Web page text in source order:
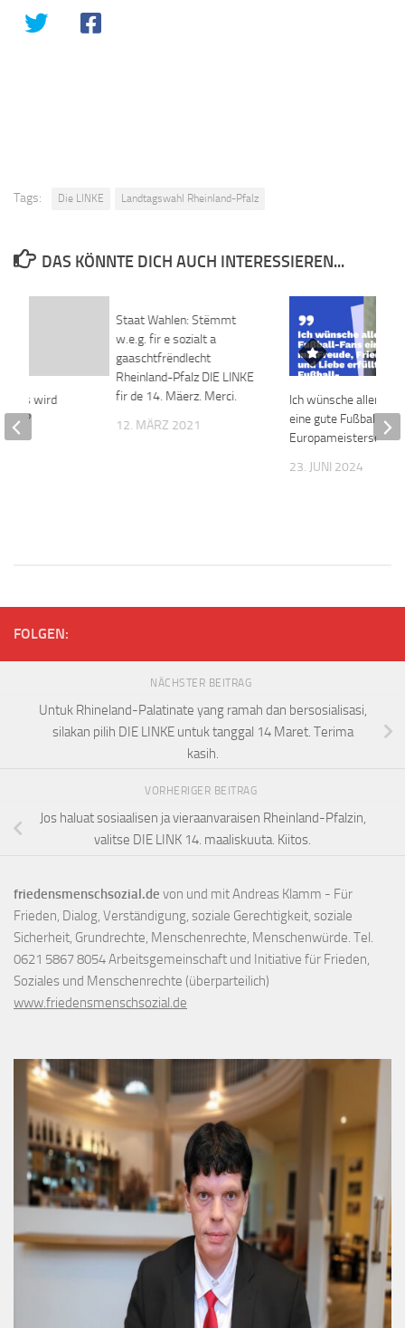
Tags: Die LINKE Landtagswahl Rheinland-Pfalz
DAS KÖNNTE DICH AUCH INTERESSIEREN...
Staat Wahlen: Stëmmt
w.e.g. fir e sozialt a
gaaschtfrëndlecht
Rheinland-Pfalz DIE LINKE
fir de 14. Mäerz. Merci.
12. MÄRZ 2021
Ich wünsche allen
eine gute Fußball-
23. JUNI 2024
wird
FOLGEN:
NÄCHSTER BEITRAG
Untuk Rhineland-Palatinate yang ramah dan bersosialisasi,
silakan pilih DIE LINKE untuk tanggal 14 Maret. Terima
kasih.
VORHERIGER BEITRAG
Jos haluat sosiaalisen ja vieraanvaraisen Rheinland-Pfalzin,
valitse DIE LINK 14. maaliskuuta. Kiitos.
friedensmenschsozial.de von und mit Andreas Klamm - Für
Frieden, Dialog, Verständigung, soziale Gerechtigkeit, soziale
Sicherheit, Grundrechte, Menschenrechte, Menschenwürde. Tel.
0621 5867 8054 Arbeitsgemeinschaft und Initiative für Frieden,
Soziales und Menschenrechte (überparteilich)
www.friedensmenschsozial.de